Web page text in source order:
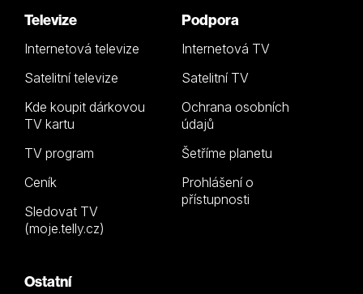
Televize
Internetová televize
Satelitní televize
Kde koupit dárkovou
TV kartu
TV program
Ceník
Sledovat TV
(moje.telly.cz)
Podpora
Internetová TV
Satelitní TV
Ochrana osobních
údajů
Šetříme planetu
Prohlášení o
přístupnosti
Ostatní